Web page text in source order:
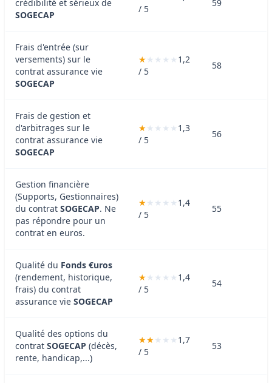
crédibilité et sérieux de
SOGECAP
/ 5
59
Frais d'entrée (sur
versements) sur le
contrat assurance vie
SOGECAP
1,2
/ 5
58
Frais de gestion et
d'arbitrages sur le
contrat assurance vie
SOGECAP
1,3
/ 5
56
Gestion financière
(Supports, Gestionnaires)
du contrat SOGECAP. Ne
pas répondre pour un
contrat en euros.
1,4
/ 5
55
Qualité du Fonds €uros
(rendement, historique,
frais) du contrat
assurance vie SOGECAP
1,4
/ 5
54
Qualité des options du
contrat SOGECAP (décès,
rente, handicap,...)
1,7
/ 5
53